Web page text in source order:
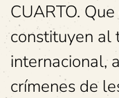
CUARTO.
constituyen al
internacional,
crímenes de